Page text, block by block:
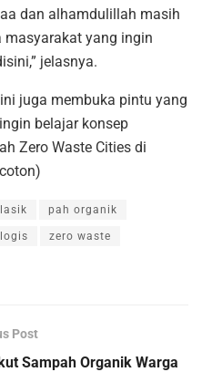
dan alhamdulillah masih
masyarakat yang ingin
jelasnya.
juga membuka pintu yang
belajar konsep
Zero Waste Cities di
pah organik
zero waste
Post
Sampah Organik Warga